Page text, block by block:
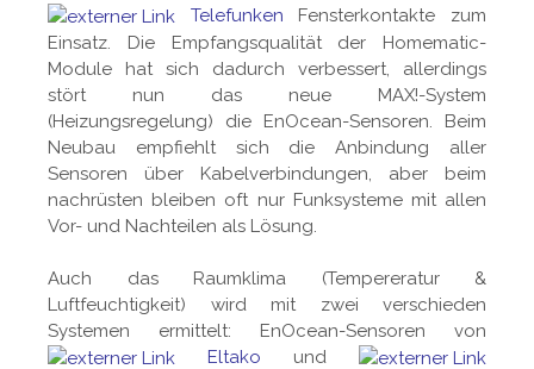
Telefunken Fensterkontakte zum
Einsatz. Die Empfangsqualität der Homematic-
Module hat sich dadurch verbessert, allerdings
stört nun das neue MAX!-System
(Heizungsregelung) die EnOcean-Sensoren. Beim
Neubau empfiehlt sich die Anbindung aller
Sensoren über Kabelverbindungen, aber beim
nachrüsten bleiben oft nur Funksysteme mit allen
Vor- und Nachteilen als Lösung.
Auch das Raumklima (Tempereratur &
Luftfeuchtigkeit) wird mit zwei verschieden
Systemen ermittelt: EnOcean-Sensoren von
Eltako und